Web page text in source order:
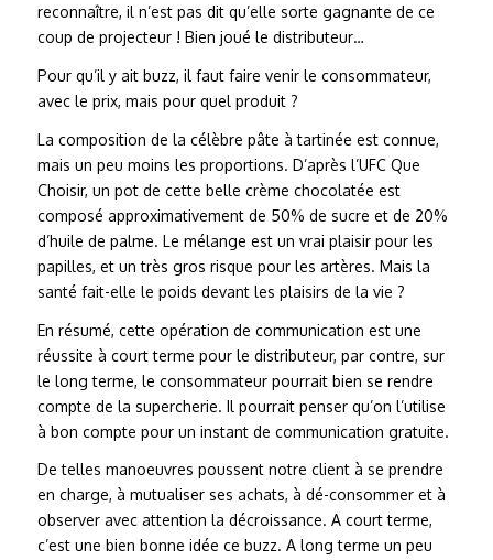
reconnaître, il n’est pas dit qu’elle sorte gagnante de ce
coup de projecteur ! Bien joué le distributeur…
Pour qu’il y ait buzz, il faut faire venir le consommateur,
avec le prix, mais pour quel produit ?
La composition de la célèbre pâte à tartinée est connue,
mais un peu moins les proportions. D’après l’UFC Que
Choisir, un pot de cette belle crème chocolatée est
composé approximativement de 50% de sucre et de 20%
d’huile de palme. Le mélange est un vrai plaisir pour les
papilles, et un très gros risque pour les artères. Mais la
santé fait-elle le poids devant les plaisirs de la vie ?
En résumé, cette opération de communication est une
réussite à court terme pour le distributeur, par contre, sur
le long terme, le consommateur pourrait bien se rendre
compte de la supercherie. Il pourrait penser qu’on l’utilise
à bon compte pour un instant de communication gratuite.
De telles manoeuvres poussent notre client à se prendre
en charge, à mutualiser ses achats, à dé-consommer et à
observer avec attention la décroissance. A court terme,
c’est une bien bonne idée ce buzz. A long terme un peu